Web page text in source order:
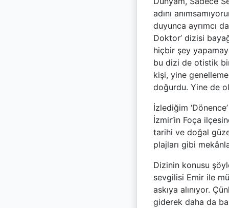
adını
duyunca ayrımcı
Doktor’ dizisi
hiçbir şey
bu dizi de otistik
kişi, yine
doğurdu. Yine de
İzlediğim
İzmir’in Foça
tarihi ve doğal
plajları gibi
Dizinin konusu
sevgilisi Emir ile
askıya alınıyor.
giderek daha da